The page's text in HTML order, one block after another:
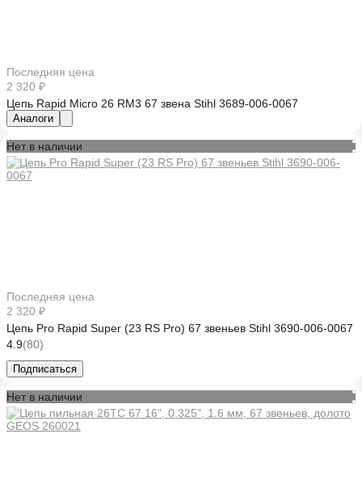
Последняя цена
2 320 ₽
Цепь Rapid Micro 26 RM3 67 звена Stihl 3689-006-0067
Аналоги
Нет в наличии
Последняя цена
2 320 ₽
Цепь Pro Rapid Super (23 RS Pro) 67 звеньев Stihl 3690-006-0067
4.9(80)
Подписаться
Нет в наличии